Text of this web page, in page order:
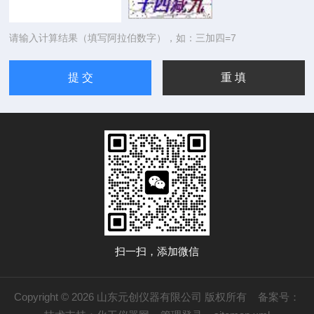
请输入计算结果（填写阿拉伯数字），如：三加四=7
扫一扫，添加微信
Copyright © 2026 山东元创仪器有限公司 版权所有 备案号：